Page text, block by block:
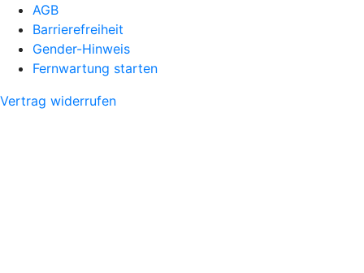
AGB
Barrierefreiheit
Gender-Hinweis
Fernwartung starten
Vertrag widerrufen